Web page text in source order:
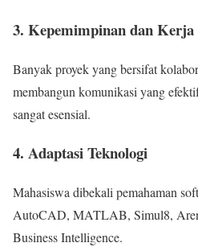
3. Kepemimpinan dan
Banyak proyek yang bersifat
membangun komunikasi yang
sangat esensial.
4. Adaptasi Teknologi
Mahasiswa dibekali pemahaman
AutoCAD, MATLAB, Simul8,
Business Intelligence.